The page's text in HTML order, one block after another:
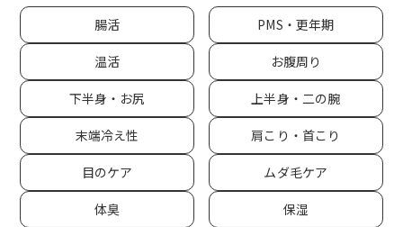
腸活 PMS・更年期
温活 お腹周り
下半身・お尻 上半身・二の腕
末端冷え性 肩こり・首こり
目のケア ムダ毛ケア
体臭 保湿